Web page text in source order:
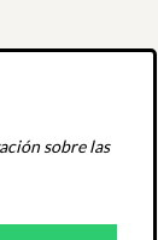
sobre las